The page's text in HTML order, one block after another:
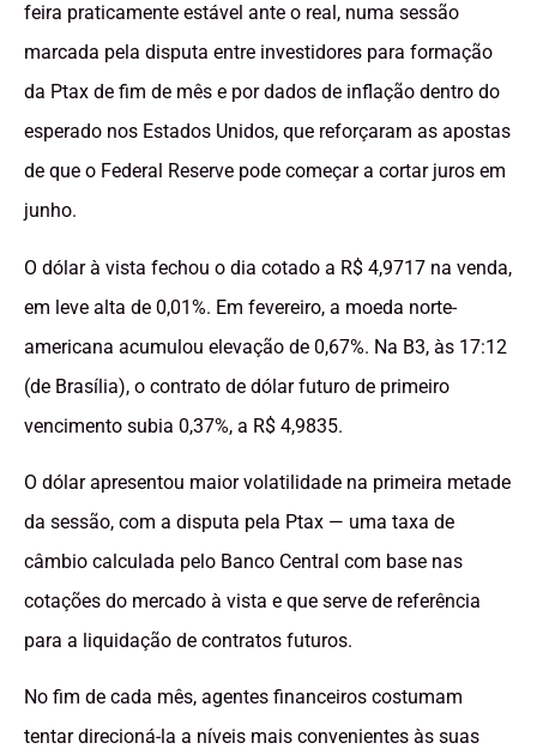
feira praticamente estável ante o real, numa sessão
marcada pela disputa entre investidores para formação
da Ptax de fim de mês e por dados de inflação dentro do
esperado nos Estados Unidos, que reforçaram as apostas
de que o Federal Reserve pode começar a cortar juros em
junho.
O dólar à vista fechou o dia cotado a R$ 4,9717 na venda,
em leve alta de 0,01%. Em fevereiro, a moeda norte-
americana acumulou elevação de 0,67%. Na B3, às 17:12
(de Brasília), o contrato de dólar futuro de primeiro
vencimento subia 0,37%, a R$ 4,9835.
O dólar apresentou maior volatilidade na primeira metade
da sessão, com a disputa pela Ptax — uma taxa de
câmbio calculada pelo Banco Central com base nas
cotações do mercado à vista e que serve de referência
para a liquidação de contratos futuros.
No fim de cada mês, agentes financeiros costumam
tentar direcioná-la a níveis mais convenientes às suas